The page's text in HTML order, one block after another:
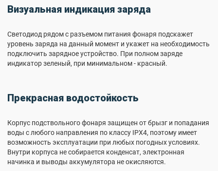
Визуальная индикация заряда
Светодиод рядом с разъемом питания фонаря подскажет
уровень заряда на данный момент и укажет на необходимость
подключить зарядное устройство. При полном заряде
индикатор зеленый, при минимальном - красный.
Прекрасная водостойкость
Корпус подствольного фонаря защищен от брызг и попадания
воды с любого направления по классу IPX4, поэтому имеет
возможность эксплуатации при любых погодных условиях.
Внутри корпуса не собирается конденсат, электронная
начинка и выводы аккумулятора не окисляются.